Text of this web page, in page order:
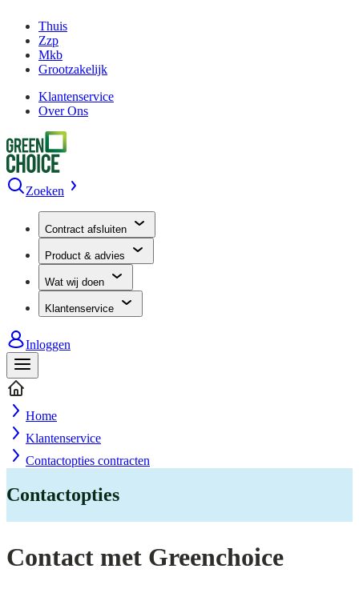
Thuis
Zzp
Mkb
Grootzakelijk
Klantenservice
Over Ons
Zoeken
Contract afsluiten
Product & advies
Wat wij doen
Klantenservice
Inloggen
Home
Klantenservice
Contactopties contracten
Contactopties
Contact met Greenchoice